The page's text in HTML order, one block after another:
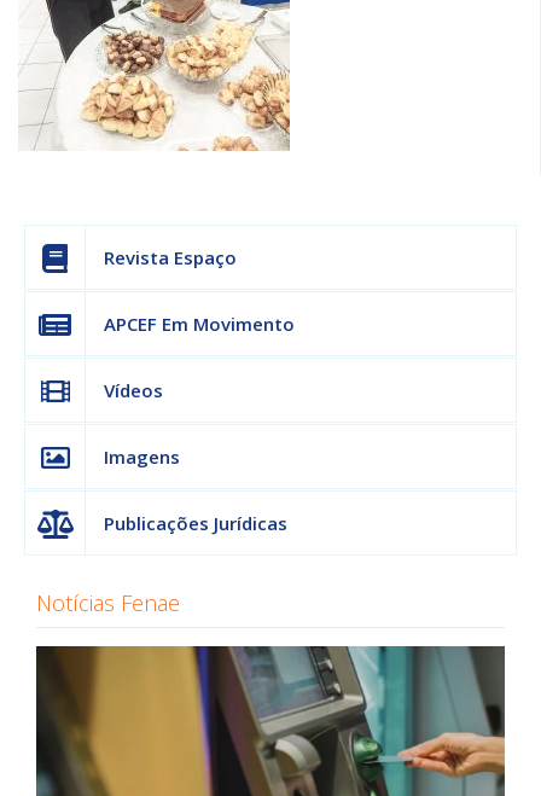
Revista Espaço
APCEF Em Movimento
Vídeos
Imagens
Publicações Jurídicas
Notícias Fenae